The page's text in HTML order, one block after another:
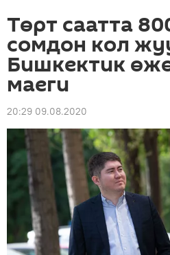
Төрт саатта
сомдон кол
Бишкектик
маеги
20:29 09.08.2020